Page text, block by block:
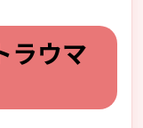
ラウマ